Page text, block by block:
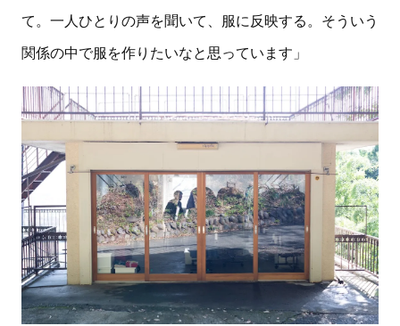
て。一人ひとりの声を聞いて、服に反映する。そういう
関係の中で服を作りたいなと思っています」